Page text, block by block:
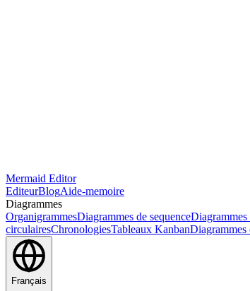
Mermaid Editor
EditeurBlogAide-memoire
Diagrammes
OrganigrammesDiagrammes de sequenceDiagrammes
circulairesChronologiesTableaux KanbanDiagrammes
Français